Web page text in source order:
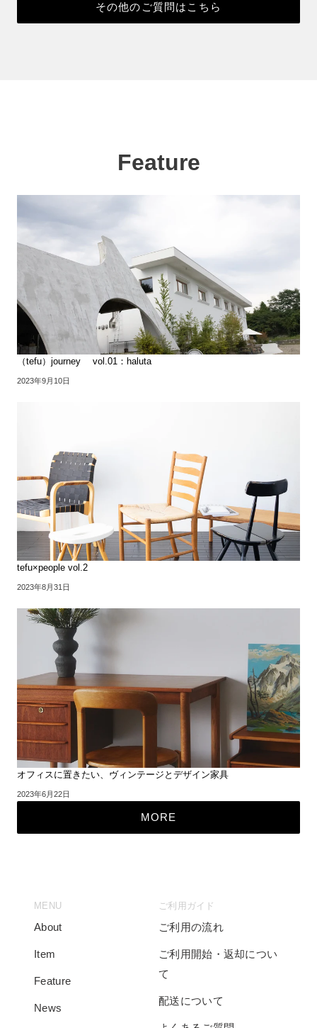
その他のご質問はこちら
Feature
（tefu）journey vol.01：haluta
2023年9月10日
tefu×people vol.2
2023年8月31日
オフィスに置きたい、ヴィンテージとデザイン家具
2023年6月22日
MORE
MENU
About
Item
Feature
News
ご利用ガイド
ご利用の流れ
ご利用開始・返却につい
て
配送について